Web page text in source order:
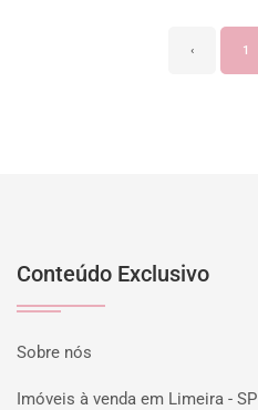
‹ 1
Conteúdo Exclusivo
Sobre nós
Imóveis à venda em Limeira - SP